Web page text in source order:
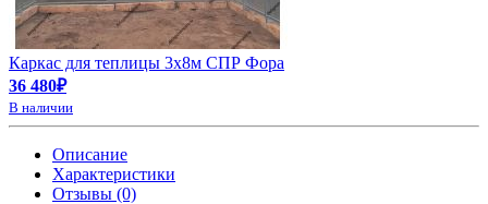
Каркас для теплицы 3х8м СПР Фора
36 480₽
В наличии
Описание
Характеристики
Отзывы (0)